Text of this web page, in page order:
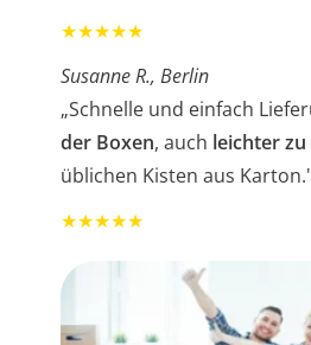
★★★★★
Susanne R., Berlin
„Schnelle und einfach
der Boxen, auch leichter
üblichen Kisten aus
★★★★★